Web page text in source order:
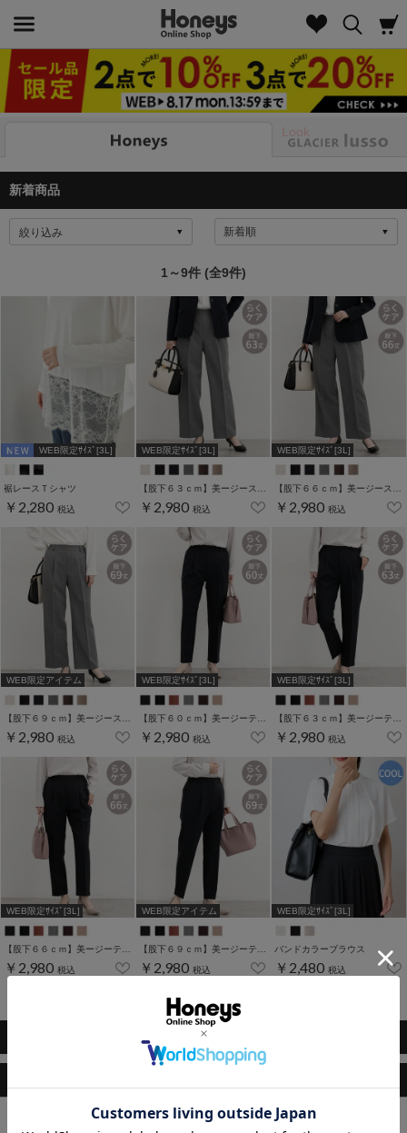
Look
新着商品
絞り込み
1～9件 (全9件)
WEB限定ｻｲｽﾞ[3L]
裾レースＴシャツ
￥2,280 税込
WEB限定ｻｲｽﾞ[3L]
￥2,980 税込
WEB限定ｻｲｽﾞ[3L]
￥2,980 税込
WEB限定アイテム
￥2,980 税込
WEB限定ｻｲｽﾞ[3L]
￥2,980 税込
WEB限定ｻｲｽﾞ[3L]
￥2,980 税込
WEB限定ｻｲｽﾞ[3L]
￥2,980 税込
WEB限定アイテム
￥2,980 税込
WEB限定ｻｲｽﾞ[3L]
バンドカラーブラウス
￥2,480 税込
1～9件 (全9件)
トップス